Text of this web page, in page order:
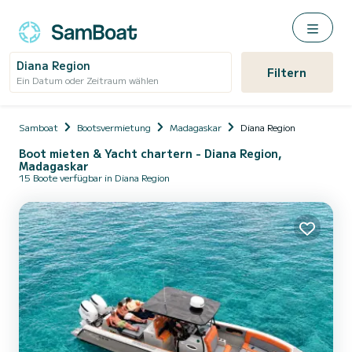
Diana Region
Ein Datum oder Zeitraum wählen Filtern
Samboat Bootsvermietung Madagaskar Diana Region
Boot mieten & Yacht chartern - Diana Region,
Madagaskar
15 Boote verfügbar in Diana Region